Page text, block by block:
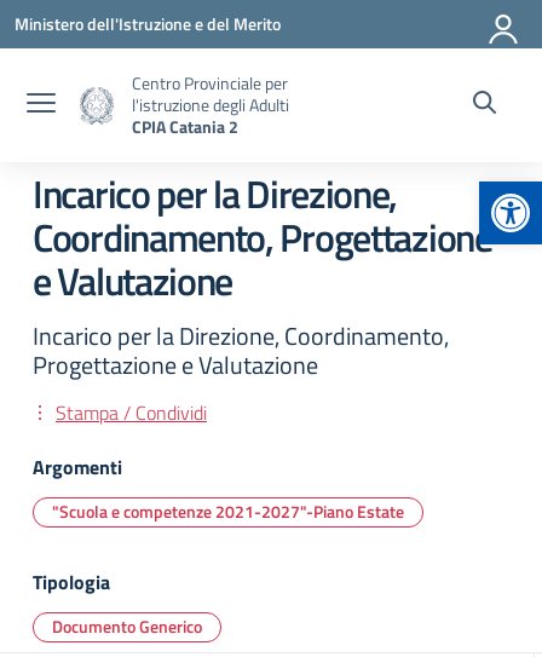
Vai ai contenuti
Vai al menu di navigazione
Vai al footer
Ministero dell'Istruzione e del Merito
Centro Provinciale per
l'istruzione degli Adulti
CPIA Catania 2
Incarico per la Direzione,
Coordinamento, Progettazione
e Valutazione
Incarico per la Direzione, Coordinamento,
Progettazione e Valutazione
Stampa / Condividi
Argomenti
"Scuola e competenze 2021-2027"-Piano Estate
Tipologia
Documento Generico